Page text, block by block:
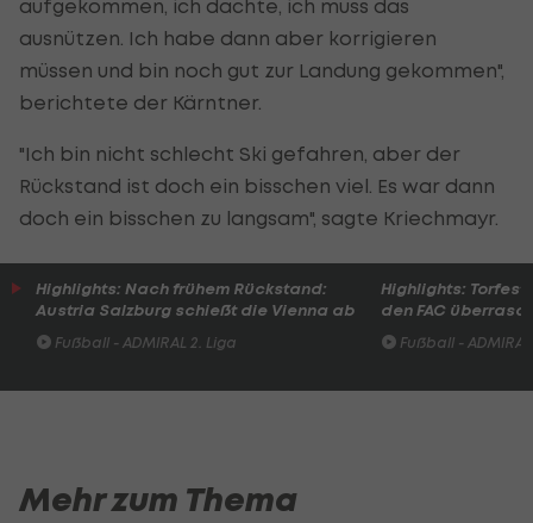
aufgekommen, ich dachte, ich muss das
ausnützen. Ich habe dann aber korrigieren
müssen und bin noch gut zur Landung gekommen",
berichtete der Kärntner.
"Ich bin nicht schlecht Ski gefahren, aber der
Rückstand ist doch ein bisschen viel. Es war dann
doch ein bisschen zu langsam", sagte Kriechmayr.
Highlights: Nach frühem Rückstand:
Austria Salzburg schießt die Vienna ab
Fußball - ADMIRAL 2. Liga
Highlights:
den FAC
Fußball -
Mehr zum Thema